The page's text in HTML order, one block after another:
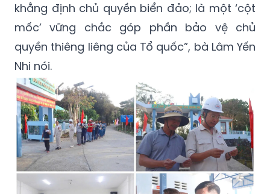
khẳng định chủ quyền biển đảo; là một ‘cột
mốc’ vững chắc góp phần bảo vệ chủ
quyền thiêng liêng của Tổ quốc”, bà Lâm Yến
Nhi nói.